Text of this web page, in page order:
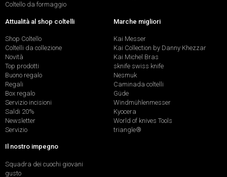
Coltello da formaggio
Attualità al shop coltelli
Shop Coltello
Coltelli da collezione
Novità
Top prodotti
Buono regalo
Regali
Box regalo
Servizio incisioni
Saldi 20%
Newsletter
Servizio
Marche migliori
Kai Messer
Kai Collection by Danny Khezzar
Kai Michel Bras
sknife swiss knife
Nesmuk
Caminada coltelli
Güde
Windmühlenmesser
Kyocera
World of knives Tools
triangle®
Il nostro impegno
Squadra dei cuochi giovani
gusto